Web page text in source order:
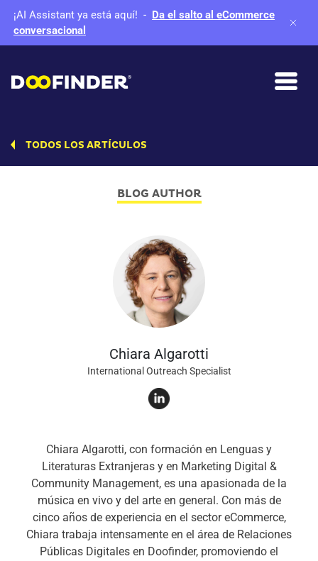
¡AI Assistant ya está aquí! - Da el salto al eCommerce
conversacional
TODOS LOS ARTÍCULOS
BLOG AUTHOR
Chiara Algarotti
International Outreach Specialist
Chiara Algarotti, con formación en Lenguas y
Literaturas Extranjeras y en Marketing Digital &
Community Management, es una apasionada de la
música en vivo y del arte en general. Con más de
cinco años de experiencia en el sector eCommerce,
Chiara trabaja intensamente en el área de Relaciones
Públicas Digitales en Doofinder, promoviendo el